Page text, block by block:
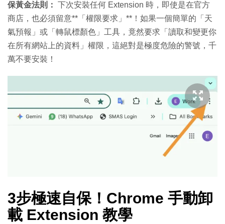
保黃金法則： 下次安裝任何 Extension 時，即使是在官方
商店，也必須留意**「權限要求」**！如果一個簡單的「天
氣預報」或「轉鼠標顏色」工具，竟然要求「讀取和變更你
在所有網站上的資料」權限，這絕對是極度危險的警號，千
萬不要安裝！
3步極速自保！Chrome 手動卸
載 Extension 教學